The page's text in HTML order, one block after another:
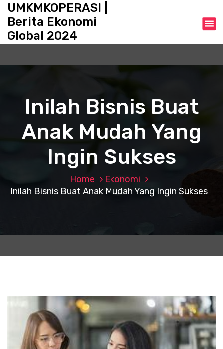
UMKMKOPERASI |
Berita Ekonomi
Global 2024
Inilah Bisnis Buat
Anak Mudah Yang
Ingin Sukses
Home
Ekonomi
Inilah Bisnis Buat Anak Mudah Yang Ingin Sukses